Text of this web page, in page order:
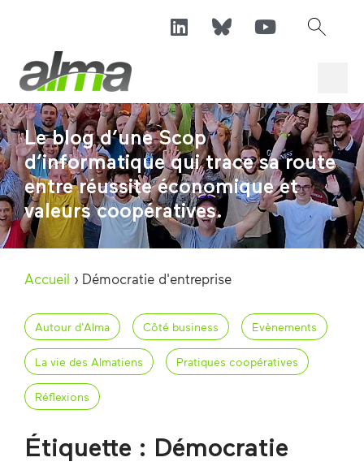
Le blog d’une Scop
d’informatique qui trace sa route
entre réussite économique et
valeurs coopératives.
Accueil › Démocratie d'entreprise
Autour d'Alma Côté business Evènements
La vie des Almatiens Pratiques coopératives
Réflexions
Étiquette : Démocratie